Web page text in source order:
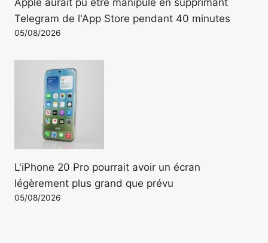
Telegram de l'App Store pendant 40 minutes
05/08/2026
L'iPhone 20 Pro pourrait avoir un écran
légèrement plus grand que prévu
05/08/2026